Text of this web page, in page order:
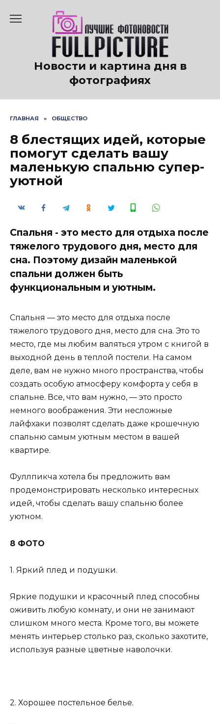
содержанию
Новости и картина дня в
фотографиях
ГЛАВНАЯ » ОБЩЕСТВО
8 блестящих идей, которые
помогут сделать вашу
маленькую спальню супер-
уютной
Спальня - это место для отдыха после
тяжелого трудового дня, место для
сна. Поэтому дизайн маленькой
спальни должен быть
функциональным и уютным.
Спальня — это место для отдыха после
тяжелого трудового дня, место для сна. Это то
место, где мы любим валяться утром с книгой в
выходной день в теплой постели. На самом
деле, вам не нужно много пространства, чтобы
создать особую атмосферу комфорта у себя в
спальне. Все, что вам нужно, — это просто
немного воображения. Эти несложные
лайфхаки позволят сделать даже крошечную
спальню самым уютным местом в вашей
квартире.
Фуллпикча хотела бы предложить вам
продемонстрировать несколько интересных
идей, чтобы сделать вашу спальню более
уютном.
8 ФОТО
1. Яркий плед и подушки.
Яркие подушки и красочный плед способны
оживить любую комнату, и они не занимают
слишком много места. Кроме того, вы можете
менять интерьер столько раз, сколько захотите,
используя разные цветные наволочки.
2. Хорошее постельное белье.